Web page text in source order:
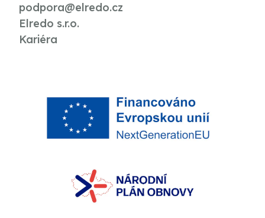
podpora@elredo.cz
Elredo s.r.o.
Kariéra